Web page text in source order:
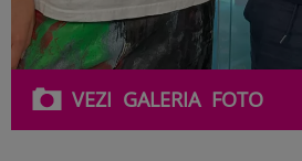
VEZI GALERIAFOTO